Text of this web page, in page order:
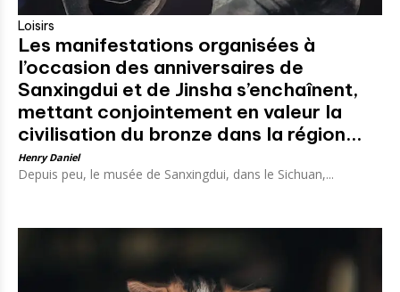
Loisirs
Les manifestations organisées à
l’occasion des anniversaires de
Sanxingdui et de Jinsha s’enchaînent,
mettant conjointement en valeur la
civilisation du bronze dans la région...
Henry Daniel
Depuis peu, le musée de Sanxingdui, dans le Sichuan,...